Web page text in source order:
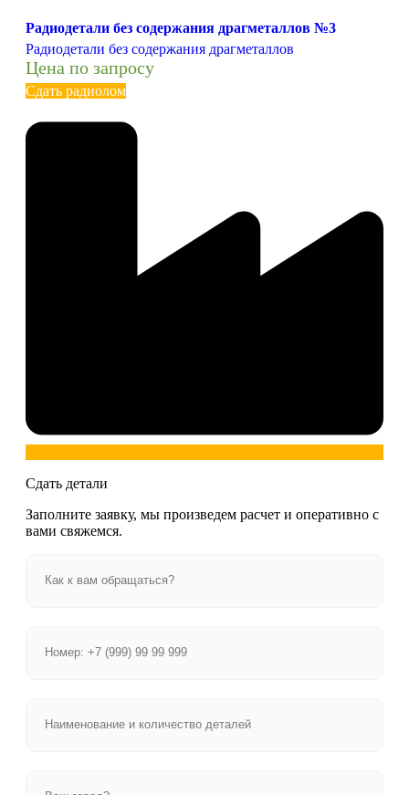
Радиодетали без содержания драгметаллов №3
Радиодетали без содержания драгметаллов
Цена по запросу
Сдать радиолом
Сдать детали
Заполните заявку, мы произведем расчет и оперативно с
вами свяжемся.